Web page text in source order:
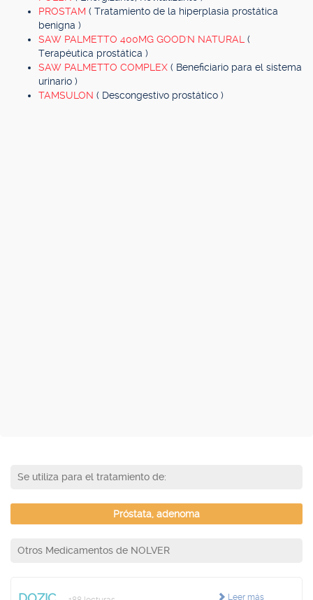
PROSTAM ( Tratamiento de la hiperplasia prostática
benigna )
SAW PALMETTO 400MG GOOD'N NATURAL (
Terapéutica prostática )
SAW PALMETTO COMPLEX ( Beneficiario para el sistema
urinario )
TAMSULON ( Descongestivo prostático )
Se utiliza para el tratamiento de:
Próstata, adenoma
Otros Medicamentos de NOLVER
Leer más